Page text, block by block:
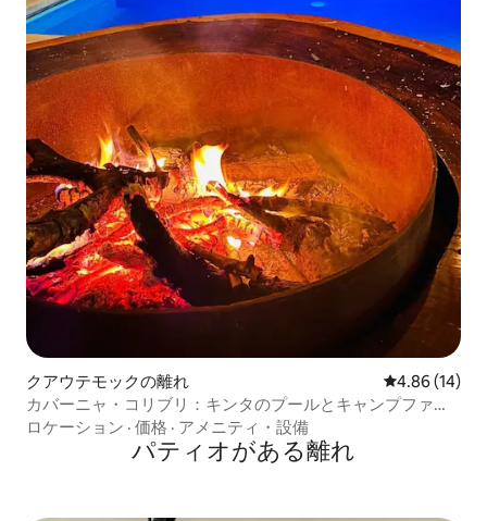
クアウテモックの離れ レビュー14
4.86 (14)
カバーニャ・コリブリ：キンタのプールとキャンプファイ
ヤー
ロケーション · 価格 · アメニティ・設備
パティオがある離れ